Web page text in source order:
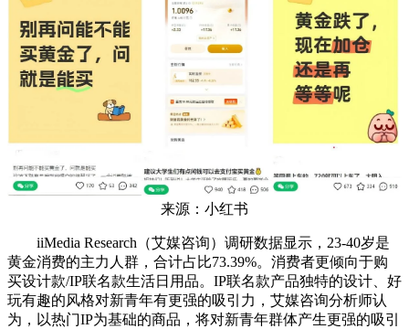
来源：小红书
iiMedia Research（艾媒咨询）调研数据显示，23-40岁是
黄金消费的主力人群，合计占比73.39%。消费者更倾向于购
买设计款/IP联名款生活日用品。IP联名款产品独特的设计、好
玩有趣的风格对新青年有更强的吸引力，艾媒咨询分析师认
为，以热门IP为基础的商品，将对新青年群体产生更强的吸引